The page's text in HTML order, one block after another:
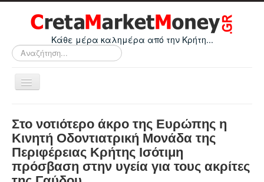
Κάθε μέρα καλημέρα από την Κρήτη...
Αναζήτηση...
Εναλλαγή
πλοήγησης
Οικονομικά
Κρήτη
Ελλάδα
Στο νοτιότερο άκρο της Ευρώπης η
Κινητή Οδοντιατρική Μονάδα της
Περιφέρειας Κρήτης Ισότιμη
πρόσβαση στην υγεία για τους ακρίτες